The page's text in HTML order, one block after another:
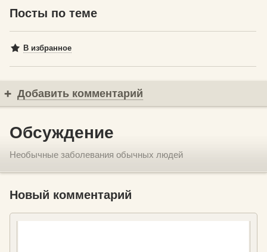
Посты по теме
В избранное
Добавить комментарий
Обсуждение
Необычные заболевания обычных людей
Новый комментарий